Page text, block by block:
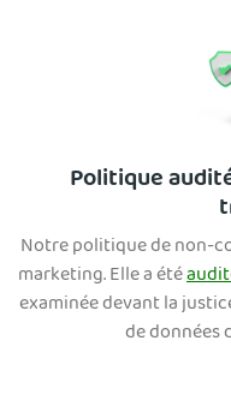
Politique
Notre politique de non-
marketing. Elle a été
examinée devant la
de données